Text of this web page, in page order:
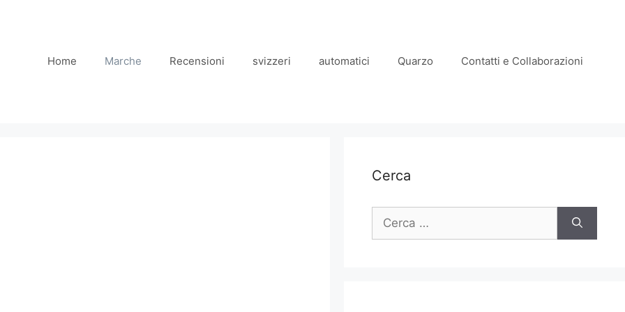
Home Marche Recensioni svizzeri automatici Quarzo Contatti e Collaborazioni
Cerca
per: